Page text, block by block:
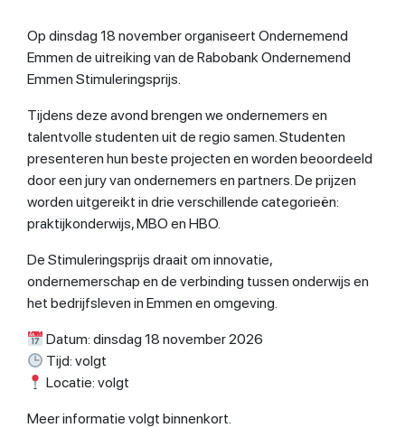
Op dinsdag 18 november organiseert Ondernemend
Emmen de uitreiking van de Rabobank Ondernemend
Emmen Stimuleringsprijs.
Tijdens deze avond brengen we ondernemers en
talentvolle studenten uit de regio samen. Studenten
presenteren hun beste projecten en worden beoordeeld
door een jury van ondernemers en partners. De prijzen
worden uitgereikt in drie verschillende categorieën:
praktijkonderwijs, MBO en HBO.
De Stimuleringsprijs draait om innovatie,
ondernemerschap en de verbinding tussen onderwijs en
het bedrijfsleven in Emmen en omgeving.
Datum: dinsdag 18 november 2026
Tijd: volgt
Locatie: volgt
Meer informatie volgt binnenkort.